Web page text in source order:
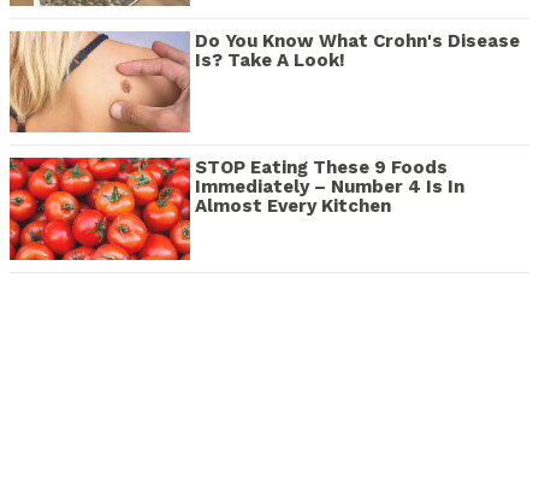
Do You Know What Crohn's Disease
Is? Take A Look!
STOP Eating These 9 Foods
Immediately – Number 4 Is In
Almost Every Kitchen